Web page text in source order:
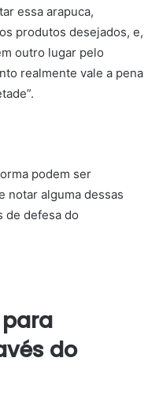
essa arapuca,
produtos desejados, e,
outro lugar pelo
realmente vale a pena
podem ser
notar alguma dessas
de defesa do
do